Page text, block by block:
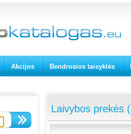
Akcijos Bendrosios taisyklės
Laivybos prekės